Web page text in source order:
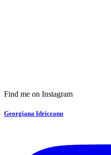
Find me on Instagram
Georgiana Idriceanu